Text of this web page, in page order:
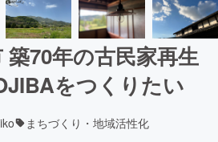
築70年の古民家再生
をつくりたい
まちづくり・地域活性化